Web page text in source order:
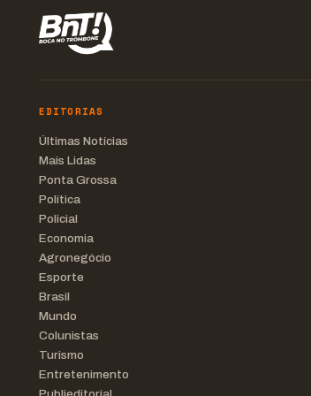
EDITORIAS
Últimas Notícias
Mais Lidas
Ponta Grossa
Política
Policial
Economia
Agronegócio
Esporte
Brasil
Mundo
Colunistas
Turismo
Entretenimento